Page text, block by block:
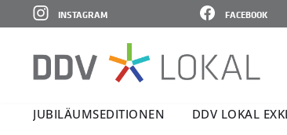
FACEBOOK
INSTAGRAM
JUBI­LÄ­UMS­E­DI­TIONEN DDV LOKAL